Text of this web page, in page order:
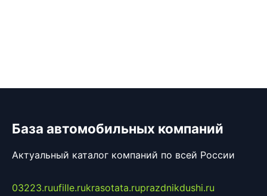
База автомобильных компаний
Актуальный каталог компаний по всей России
03223.ruufille.rukrasotata.ruprazdnikdushi.ru